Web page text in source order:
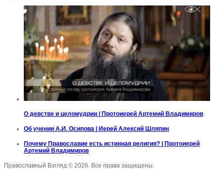
О девстве и целомудрии | Протоиерей Артемий Владимиров
Об учении А.И. Осипова | Иерей Алексий Шляпин
Почему Православие есть истинная религия? | Протоиерей
Артемий Владимиров
Православный Взгляд © 2026. Все права защищены.